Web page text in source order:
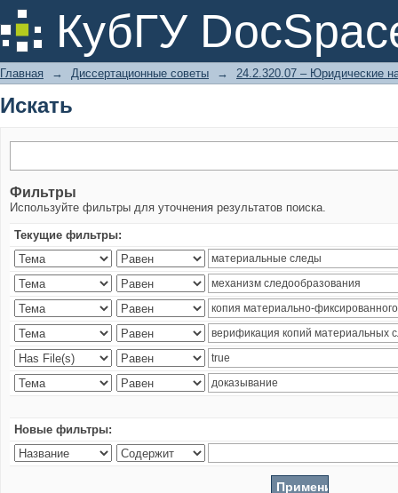
КубГУ
Искать
Главная → Диссертационные советы → 24.2.320.07 – Юридические
Искать
Фильтры
Используйте фильтры для уточнения результатов поиска.
Текущие фильтры:
Новые фильтры: